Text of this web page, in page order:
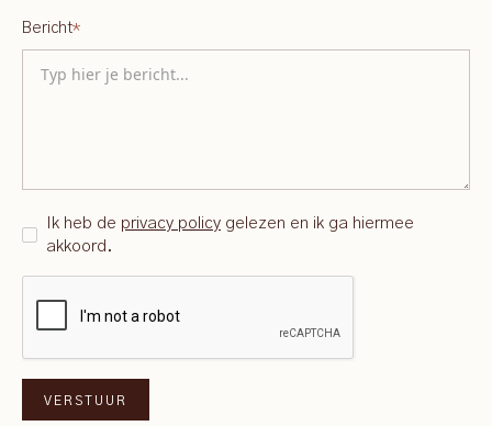
Bericht*
Ik heb de privacy policy gelezen en ik ga hiermee
akkoord.